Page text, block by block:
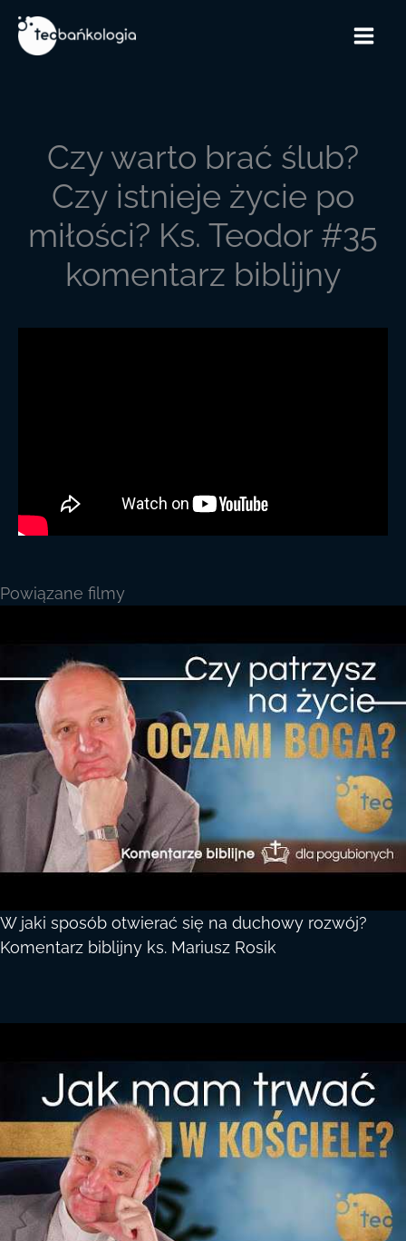
do
treści
Czy warto brać ślub?
Czy istnieje życie po
miłości? Ks. Teodor #35
komentarz biblijny
Powiązane filmy
W jaki sposób otwierać się na duchowy rozwój?
Komentarz biblijny ks. Mariusz Rosik